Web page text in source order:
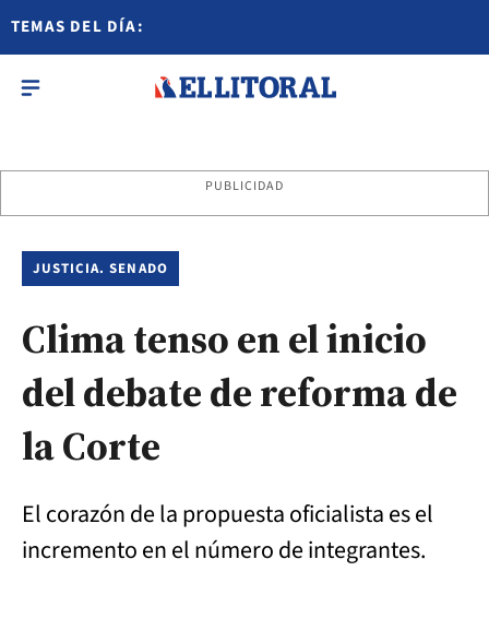
TEMAS DEL DÍA:
PUBLICIDAD
JUSTICIA. SENADO
Clima tenso en el inicio
del debate de reforma de
la Corte
El corazón de la propuesta oficialista es el
incremento en el número de integrantes.